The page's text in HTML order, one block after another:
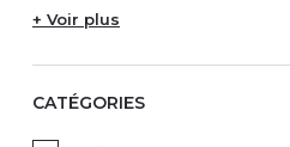
+ Voir plus
CATÉGORIES